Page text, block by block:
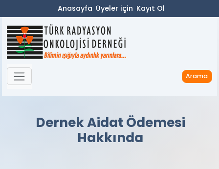
Anasayfa Üyeler için Kayıt Ol
Arama
Dernek Aidat Ödemesi
Hakkında